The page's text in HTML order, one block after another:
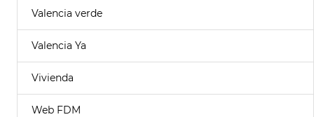
Valencia verde
Valencia Ya
Vivienda
Web FDM